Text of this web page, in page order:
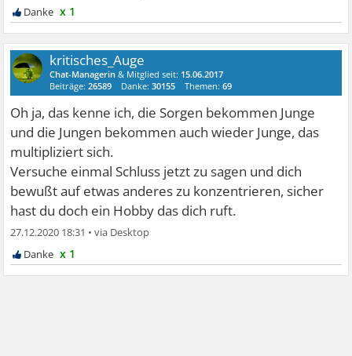
x 1
kritisches_Auge
Chat-Managerin & Mitglied seit: 15.06.2017
Beiträge:26589 Danke:30155 Themen:69
Oh ja, das kenne ich, die Sorgen bekommen Junge
und die Jungen bekommen auch wieder Junge, das
multipliziert sich.
Versuche einmal Schluss jetzt zu sagen und dich
bewußt auf etwas anderes zu konzentrieren, sicher
hast du doch ein Hobby das dich ruft.
27.12.2020 18:31 •
x 1